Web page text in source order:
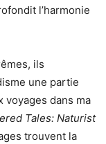
l’harmonie
ils
une partie
voyages dans ma
Tales: Naturist
trouvent la